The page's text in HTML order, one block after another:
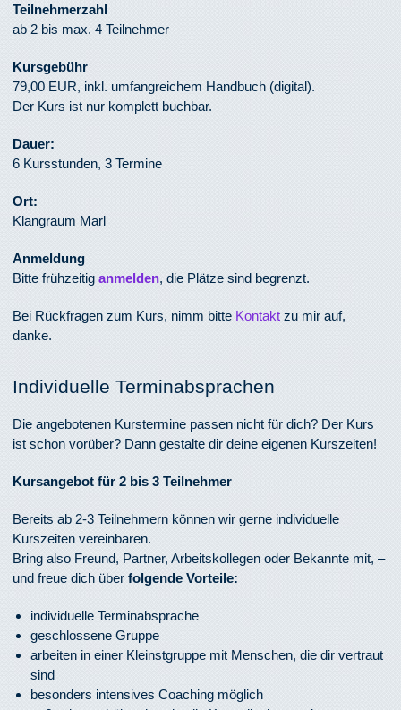
Teilnehmerzahl
ab 2 bis max. 4 Teilnehmer
Kursgebühr
79,00 EUR, inkl. umfangreichem Handbuch (digital).
Der Kurs ist nur komplett buchbar.
Dauer:
6 Kursstunden, 3 Termine
Ort:
Klangraum Marl
Anmeldung
Bitte frühzeitiganmelden, die Plätze sind begrenzt.
Bei Rückfragen zum Kurs, nimm bitte Kontakt zu mir auf,
danke.
Individuelle Terminabsprachen
Die angebotenen Kurstermine passen nicht für dich? Der Kurs
ist schon vorüber? Dann gestalte dir deine eigenen Kurszeiten!
Kursangebot für 2 bis 3 Teilnehmer
Bereits ab 2-3 Teilnehmern können wir gerne individuelle
Kurszeiten vereinbaren.
Bring also Freund, Partner, Arbeitskollegen oder Bekannte mit, –
und freue dich überfolgende Vorteile:
individuelle Terminabsprache
geschlossene Gruppe
arbeiten in einer Kleinstgruppe mit Menschen, die dir vertraut
sind
besonders intensives Coaching möglich